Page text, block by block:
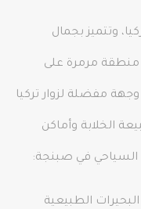
وتتميز بجمال
منطقة مرمرة على
مفضلة لزوار تركيا
الخلابة وأماكن
السياحي في صبنجة:
الطبيعية